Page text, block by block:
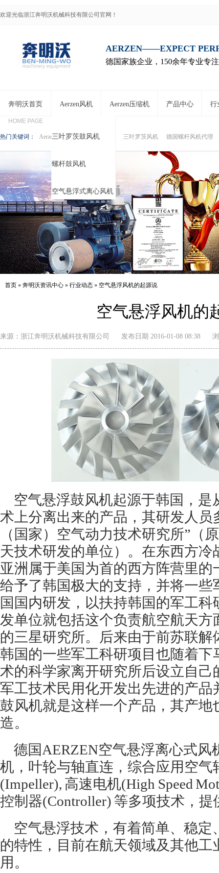
欢迎光临浙江奔明沃机械科技有限公司官网！
AERZEN——EXPECT
德国家族企业，150余年专业专
奔明沃首页
HOME PAGE
Aerzen风机
三叶罗茨鼓风机
螺杆鼓风机
空气悬浮式离心风机
Aerzen压缩机 产品中心 行
热门关键词： Aerzen鼓风机 Aerzen压缩机 三叶罗茨风机 德国螺杆风机代理
首页 » 奔明沃资讯中心 » 行业动态 » 空气悬浮风机的起源说
空气悬浮风机的
来源： 浙江奔明沃机械科技有限公司 发布日期 2016-01-08 08:38
空气悬浮鼓风机起源于韩国，是
术上分离出来的产品，其研发人员
（国家）空气动力技术研究所”（
天技术研发的单位）。在东西方
亚洲属于美国为首的西方阵营里
给予了韩国极大的支持，并将一些
国国内研发，以扶持韩国的军工
发单位就包括这个负责航空航天
的三星研究所。后来由于前苏联
韩国的一些军工科研项目也随着下
术的科学家离开研究所后设立自己
军工技术民用化开发出先进的产品
鼓风机就是这样一个产品，其产地
造。
德国AERZEN空气悬浮离心式风
机，叶轮与轴直连，综合应用空气
(Impeller), 高速电机(High Speed
控制器(Controller) 等多项技术，
空气悬浮技术，有着简单、稳定
的特性，目前在航天领域及其他工
用。